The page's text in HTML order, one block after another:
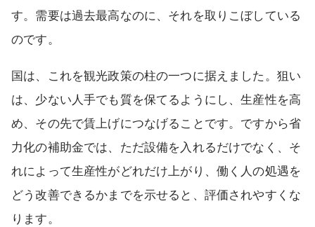
す。需要は過去最高なのに、それを取りこぼしている
のです。
国は、これを観光政策の柱の一つに据えました。狙い
は、少ない人手でも質を保てるようにし、生産性を高
め、その先で賃上げにつなげることです。ですから省
力化の補助金では、ただ設備を入れるだけでなく、そ
れによって生産性がどれだけ上がり、働く人の処遇を
どう改善できるかまでを示せると、評価されやすくな
ります。